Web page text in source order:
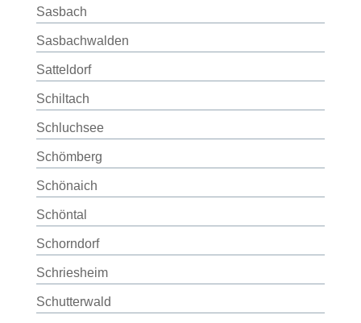
Sasbach
Sasbachwalden
Satteldorf
Schiltach
Schluchsee
Schömberg
Schönaich
Schöntal
Schorndorf
Schriesheim
Schutterwald